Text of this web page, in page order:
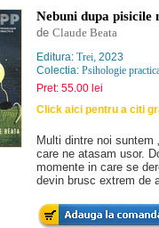
Nebuni dupa pisicile
de Claude Beata
Editura: Trei, 2023
Colectia: Psihologie
Pret: 55.00 lei
Click aici pentru a citi
Multi dintre noi suntem
care ne atasam usor.
momente in care se
devin brusc extrem de